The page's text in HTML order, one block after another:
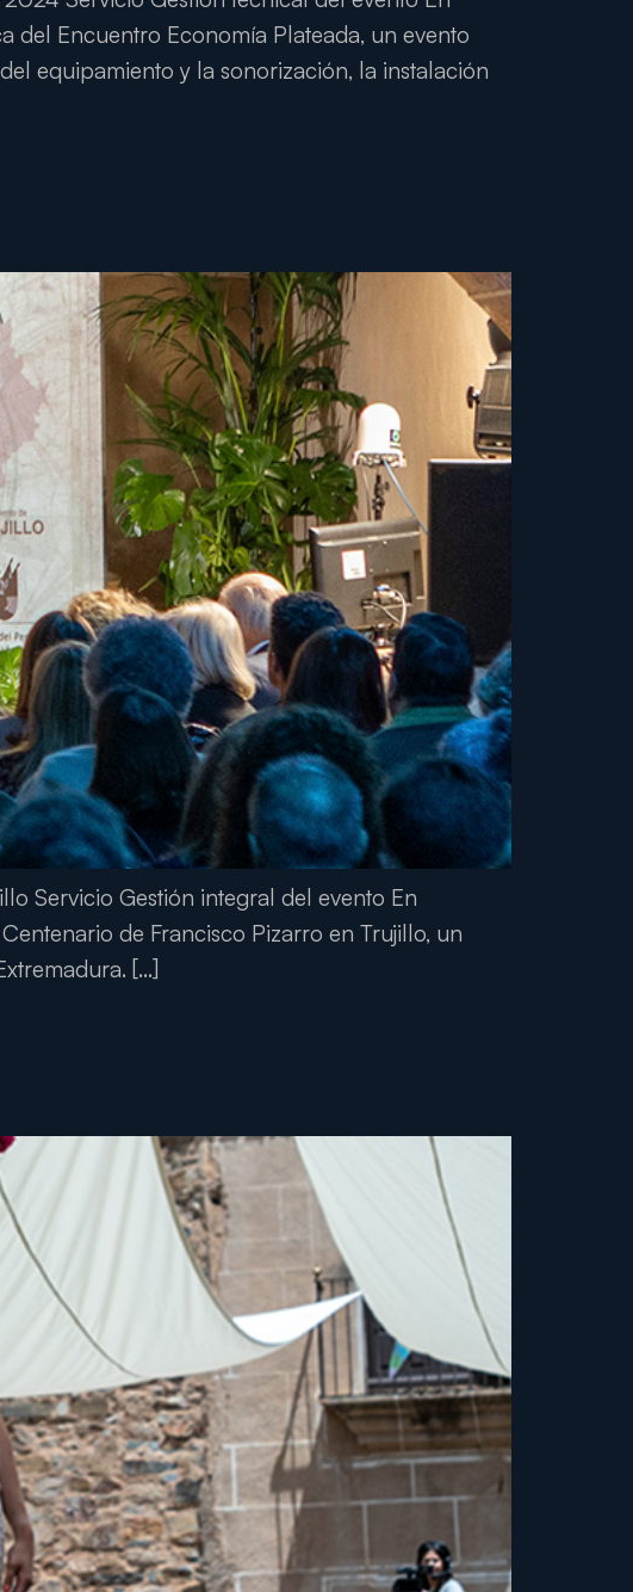
Encuentro Economía Plateada, un evento
equipamiento y la sonorización, la instalación
Servicio Gestión integral del evento En
de Francisco Pizarro en Trujillo, un
[…]